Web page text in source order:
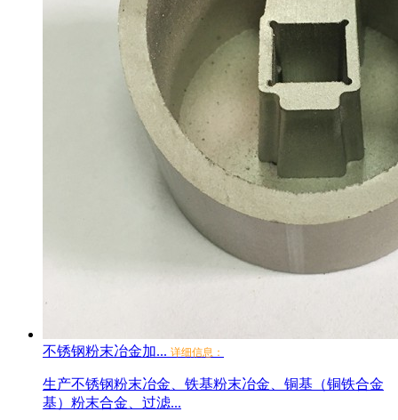
不锈钢粉末冶金加... 详细信息：
生产不锈钢粉末冶金、铁基粉末冶金、铜基（铜铁合金
基）粉末合金、过滤...